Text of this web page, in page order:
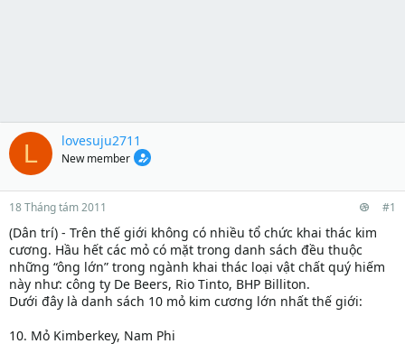
L lovesuju2711
New member
18 Tháng tám 2011 #1
(Dân trí) - Trên thế giới không có nhiều tổ chức khai thác kim
cương. Hầu hết các mỏ có mặt trong danh sách đều thuộc
những “ông lớn” trong ngành khai thác loại vật chất quý hiếm
này như: công ty De Beers, Rio Tinto, BHP Billiton.
Dưới đây là danh sách 10 mỏ kim cương lớn nhất thế giới:
10. Mỏ Kimberkey, Nam Phi